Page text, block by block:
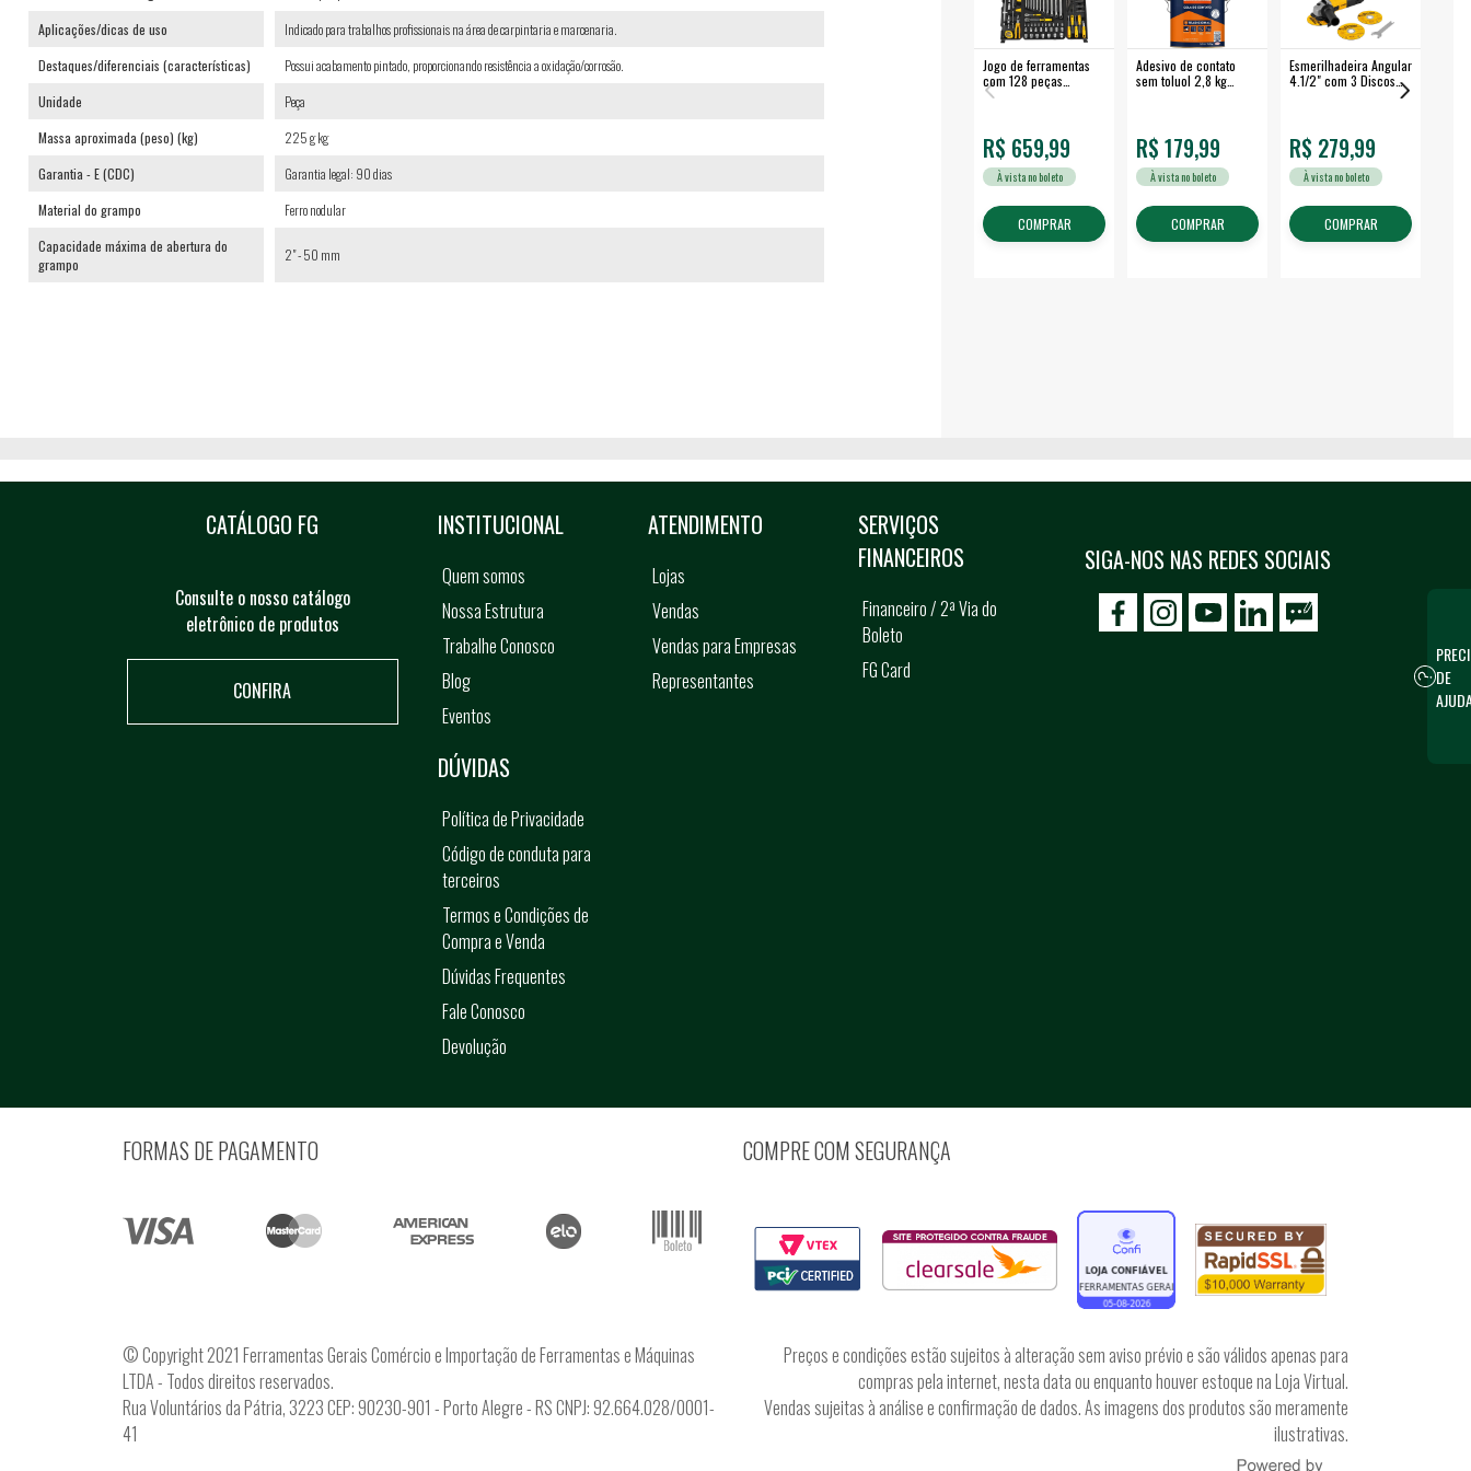
Jogo de ferramentas
com 128 peças
embalagem fechada -
R$ 659,99
À vista no boleto
COMPRAR
Adesivo de contato
sem toluol 2,8 kg
R$ 179,99
À vista no boleto
COMPRAR
Esmerilhadeira Angular
4.1/2" com 3 Discos
R$ 279,99
À vista no boleto
COMPRAR
Aplicações/dicas de uso
Indicado para trabalhos profissionais na área de carpintaria e marcenaria.
Destaques/diferenciais (características)
Possui acabamento pintado, proporcionando resistência a oxidação/corrosão.
Unidade
Peça
Massa aproximada (peso) (kg)
225 g kg
Garantia - E (CDC)
Garantia legal: 90 dias
Material do grampo
Ferro nodular
Capacidade máxima de abertura do
grampo
2" - 50 mm
CATÁLOGO FG
Consulte o nosso catálogo
eletrônico de produtos
CONFIRA
SIGA-NOS NAS REDES SOCIAIS
icon-facebook
icon-social02icon-social03
INSTITUCIONAL
Quem somos
Nossa Estrutura
Trabalhe Conosco
Blog
Eventos
ATENDIMENTO
Lojas
Vendas
Vendas para Empresas
Representantes
SERVIÇOS
FINANCEIROS
Financeiro / 2ª Via do
Boleto
FG Card
DÚVIDAS
Política de Privacidade
Código de conduta para
terceiros
Termos e Condições de
Compra e Venda
Dúvidas Frequentes
Fale Conosco
Devolução
FORMAS DE PAGAMENTO COMPRE COM SEGURANÇA
© Copyright 2021 Ferramentas Gerais Comércio e Importação de Ferramentas e Máquinas
LTDA - Todos direitos reservados.
Rua Voluntários da Pátria, 3223 CEP: 90230-901 - Porto Alegre - RS CNPJ: 92.664.028/0001-
41
Preços e condições estão sujeitos à alteração sem aviso prévio e são válidos apenas para
compras pela internet, nesta data ou enquanto houver estoque na Loja Virtual.
Vendas sujeitas à análise e confirmação de dados. As imagens dos produtos são meramente
ilustrativas.
DE